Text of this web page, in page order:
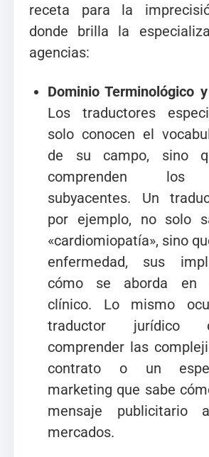
receta para la
donde brilla la
agencias:
Dominio Terminológico
Los traductores
solo conocen el
de su campo, sino
comprenden los
subyacentes. Un
por ejemplo, no solo
«cardiomiopatía», sino
enfermedad, sus
cómo se aborda en
clínico. Lo mismo
traductor jurídico
comprender las
contrato o un
marketing que sabe
mensaje publicitario
mercados.